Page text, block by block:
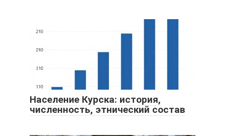
Население Курска: история,
численность, этнический состав